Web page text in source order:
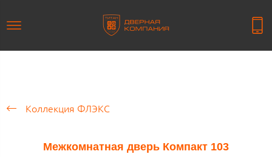
Коллекция ФЛЭКС
Межкомнатная дверь Компакт 103